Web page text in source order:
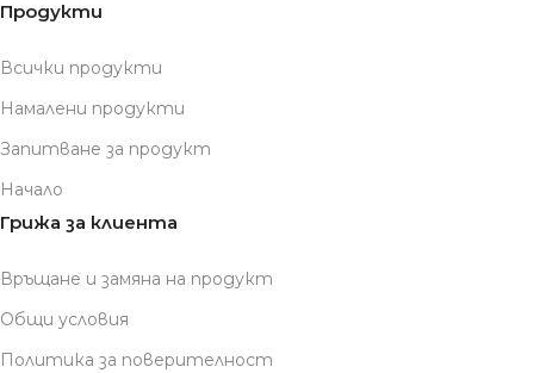
Продукти
Всички продукти
Намалени продукти
Запитване за продукт
Начало
Грижа за клиента
Връщане и замяна на продукт
Общи условия
Политика за поверителност